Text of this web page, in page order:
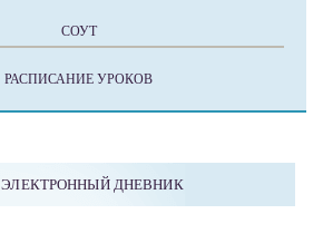
СОУТ
РАСПИСАНИЕ УРОКОВ
ЭЛЕКТРОННЫЙ ДНЕВНИК